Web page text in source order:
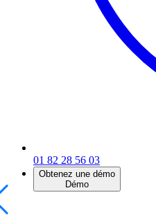
01 82 28 56 03
Obtenez une démo
Démo